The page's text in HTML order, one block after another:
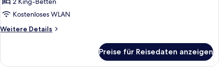
Pool,
(Lux)
Kostenloses WLAN
Weitere Details
Weitere
Villa,
Preise für Reisedaten anzeigen